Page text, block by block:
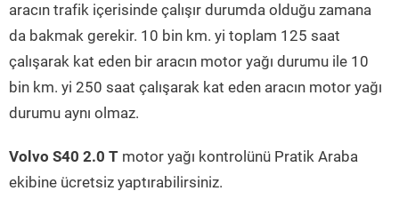
aracın trafik içerisinde çalışır durumda olduğu zamana
da bakmak gerekir. 10 bin km. yi toplam 125 saat
çalışarak kat eden bir aracın motor yağı durumu ile 10
bin km. yi 250 saat çalışarak kat eden aracın motor yağı
durumu aynı olmaz.
Volvo S40 2.0 T motor yağı kontrolünü Pratik Araba
ekibine ücretsiz yaptırabilirsiniz.